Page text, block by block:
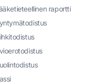
raportti